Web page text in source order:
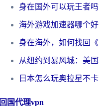
回国代理vpn